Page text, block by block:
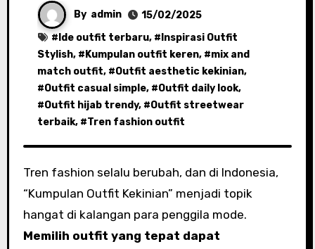
By admin
15/02/2025
# Ide outfit terbaru, # Inspirasi Outfit
Stylish, # Kumpulan outfit keren, #mix and
match outfit, #Outfit aesthetic kekinian,
#Outfit casual simple, #Outfit daily look,
#Outfit hijab trendy, #Outfit streetwear
terbaik, #Tren fashion outfit
Tren fashion selalu berubah, dan di Indonesia,
“Kumpulan Outfit Kekinian” menjadi topik
hangat di kalangan para penggila mode.
Memilih outfit yang tepat dapat